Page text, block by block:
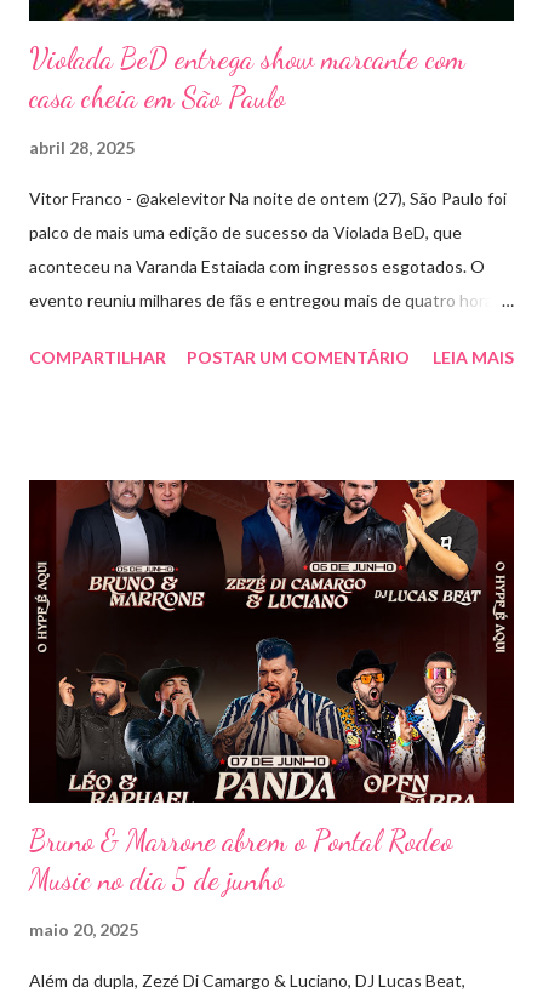
Violada BeD entrega show marcante com
casa cheia em São Paulo
abril 28, 2025
Vitor Franco - @akelevitor Na noite de ontem (27), São Paulo foi
palco de mais uma edição de sucesso da Violada BeD, que
aconteceu na Varanda Estaiada com ingressos esgotados. O
evento reuniu milhares de fãs e entregou mais de quatro horas
de hits, Bruninho & Davi incendiaram o palco e contaram com
única, com o público cantando junto do início ao fim. Criado em
2018, o projeto Violada BeD se tornou uma verdadeira marca
registrada da carreira da dupla, oferecendo ao público um show
imersivo, com horas de duração, que mistura grandes clássicos
do sertanejo com homenagens a outros gêneros. No palco,
Bruninho & Davi transitam com naturalidade entre os seus hits e
releituras de artistas como Sandy & Junior, CPM 22 e
Detonautas, cria...
COMPARTILHAR POSTAR UM COMENTÁRIO LEIA MAIS
Bruno & Marrone abrem o Pontal Rodeo
Music no dia 5 de junho
maio 20, 2025
Além da dupla, Zezé Di Camargo & Luciano, DJ Lucas Beat,